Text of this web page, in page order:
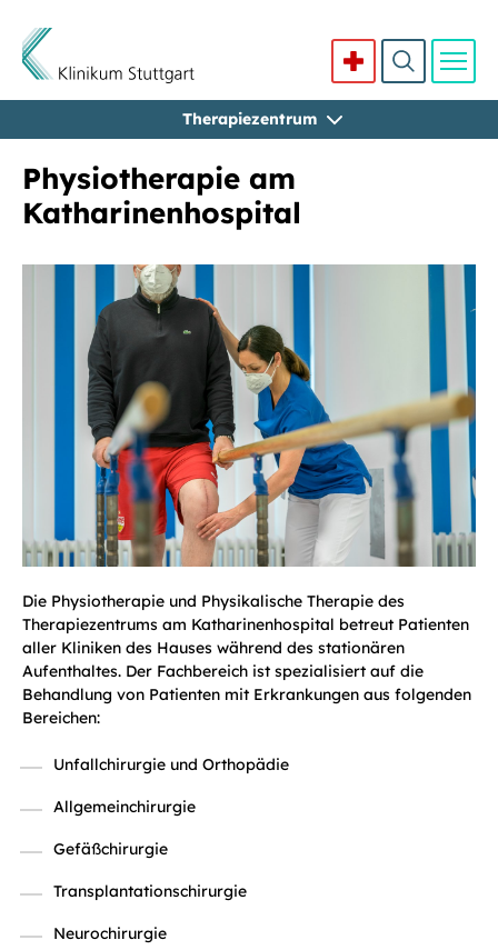
Therapiezentrum
Physiotherapie am
Katharinenhospital
Die Physiotherapie und Physikalische Therapie des
Therapiezentrums am Katharinenhospital betreut Patienten
aller Kliniken des Hauses während des stationären
Aufenthaltes. Der Fachbereich ist spezialisiert auf die
Behandlung von Patienten mit Erkrankungen aus folgenden
Bereichen:
Unfallchirurgie und Orthopädie
Allgemeinchirurgie
Gefäßchirurgie
Transplantationschirurgie
Neurochirurgie